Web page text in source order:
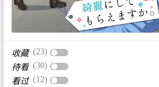
收藏 (23)
待看 (30)
看过 (12)